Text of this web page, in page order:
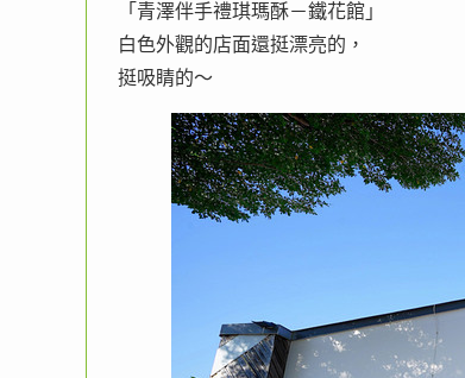
「青澤伴手禮琪瑪酥－鐵花館」
白色外觀的店面還挺漂亮的，
挺吸睛的～